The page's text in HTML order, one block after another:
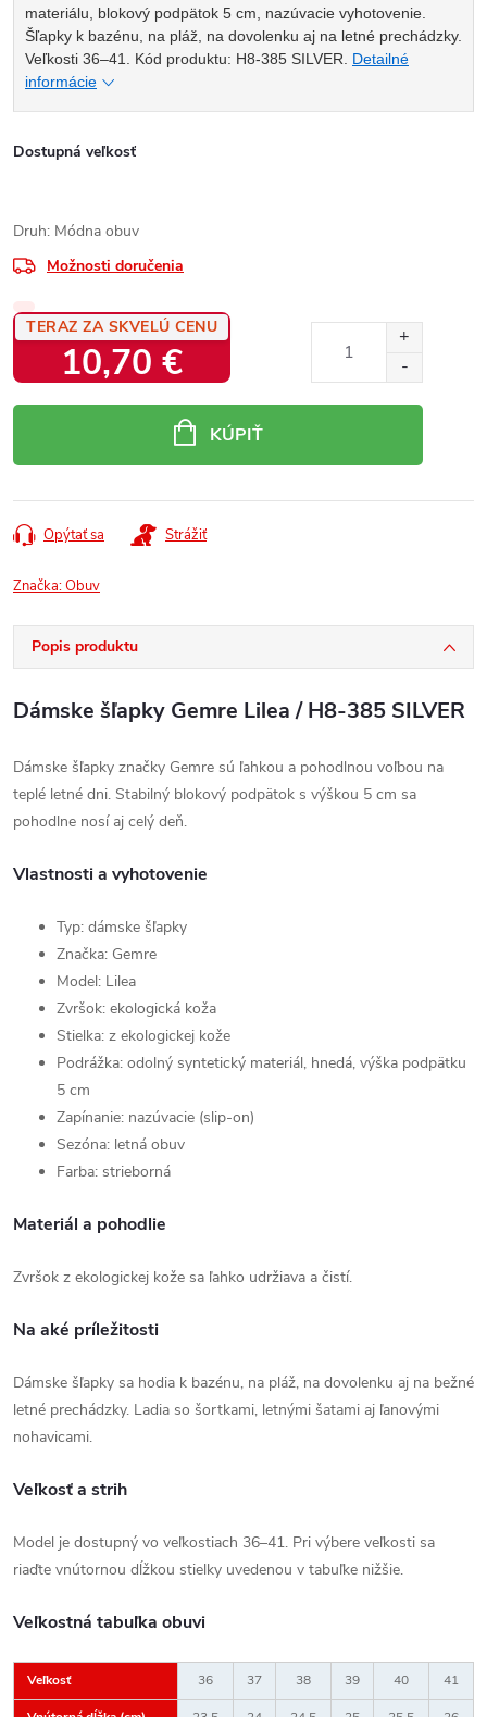
materiálu, blokový podpätok 5 cm, nazúvacie vyhotovenie.
Šľapky k bazénu, na pláž, na dovolenku aj na letné prechádzky.
Veľkosti 36–41. Kód produktu: H8-385 SILVER.
Detailné
informácie
Dostupná veľkosť
Druh: Módna obuv
Možnosti doručenia
TERAZ ZA SKVELÚ CENU
10,70 €
KÚPIŤ
Opýtať sa Strážiť
Značka:Obuv
Popis produktu
Dámske šľapky Gemre Lilea / H8-385 SILVER
Dámske šľapky značky Gemre sú ľahkou a pohodlnou voľbou na
teplé letné dni. Stabilný blokový podpätok s výškou 5 cm sa
pohodlne nosí aj celý deň.
Vlastnosti a vyhotovenie
Typ: dámske šľapky
Značka: Gemre
Model: Lilea
Zvršok: ekologická koža
Stielka: z ekologickej kože
Podrážka: odolný syntetický materiál, hnedá, výška podpätku
5 cm
Zapínanie: nazúvacie (slip-on)
Sezóna: letná obuv
Farba: strieborná
Materiál a pohodlie
Zvršok z ekologickej kože sa ľahko udržiava a čistí.
Na aké príležitosti
Dámske šľapky sa hodia k bazénu, na pláž, na dovolenku aj na bežné
letné prechádzky. Ladia so šortkami, letnými šatami aj ľanovými
nohavicami.
Veľkosť a strih
Model je dostupný vo veľkostiach 36–41. Pri výbere veľkosti sa
riaďte vnútornou dĺžkou stielky uvedenou v tabuľke nižšie.
Veľkostná tabuľka obuvi
Veľkosť 36 37 38 39 40 41